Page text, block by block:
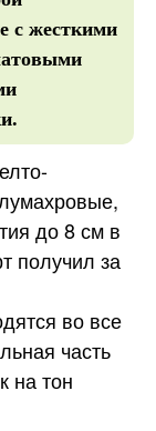
с жесткими
до 8 см в
получил за
во все
часть
на тон